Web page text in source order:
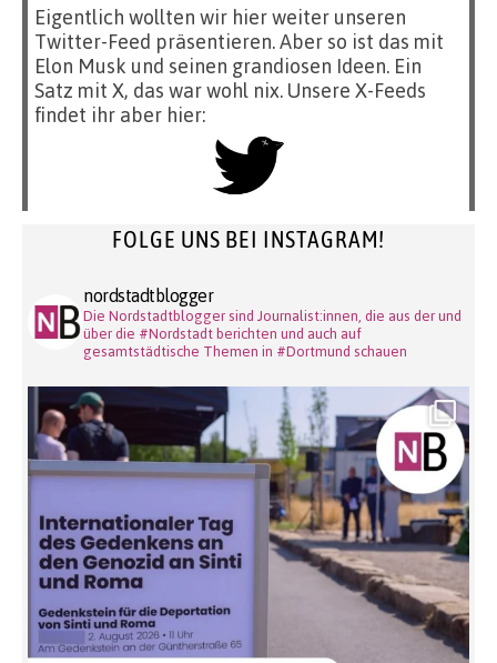
Eigentlich wollten wir hier weiter unseren
Twitter-Feed präsentieren. Aber so ist das mit
Elon Musk und seinen grandiosen Ideen. Ein
Satz mit X, das war wohl nix. Unsere X-Feeds
findet ihr aber hier:
FOLGE UNS BEI INSTAGRAM!
nordstadtblogger
Die Nordstadtblogger sind Journalist:innen, die aus der und
über die #Nordstadt berichten und auch auf
gesamtstädtische Themen in #Dortmund schauen